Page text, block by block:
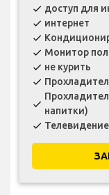
check доступ для
check интернет
check
check Монитор
check не курить
check
check
напитки)
check Телевидение